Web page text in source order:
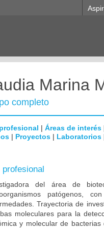
Marina
completo
| Áreas de interés
| Proyectos | Laboratorios
profesional
del área de
patógenos,
Trayectoria de
moleculares para la
y molecular de